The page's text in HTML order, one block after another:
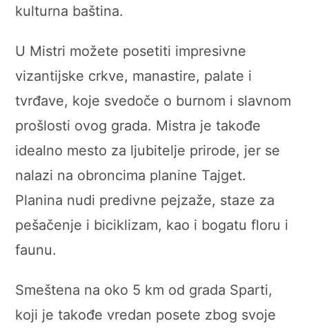
kulturna baština.
U Mistri možete posetiti impresivne
vizantijske crkve, manastire, palate i
tvrđave, koje svedoče o burnom i slavnom
prošlosti ovog grada. Mistra je takođe
idealno mesto za ljubitelje prirode, jer se
nalazi na obroncima planine Tajget.
Planina nudi predivne pejzaže, staze za
pešačenje i biciklizam, kao i bogatu floru i
faunu.
Smeštena na oko 5 km od grada Sparti,
koji je takođe vredan posete zbog svoje